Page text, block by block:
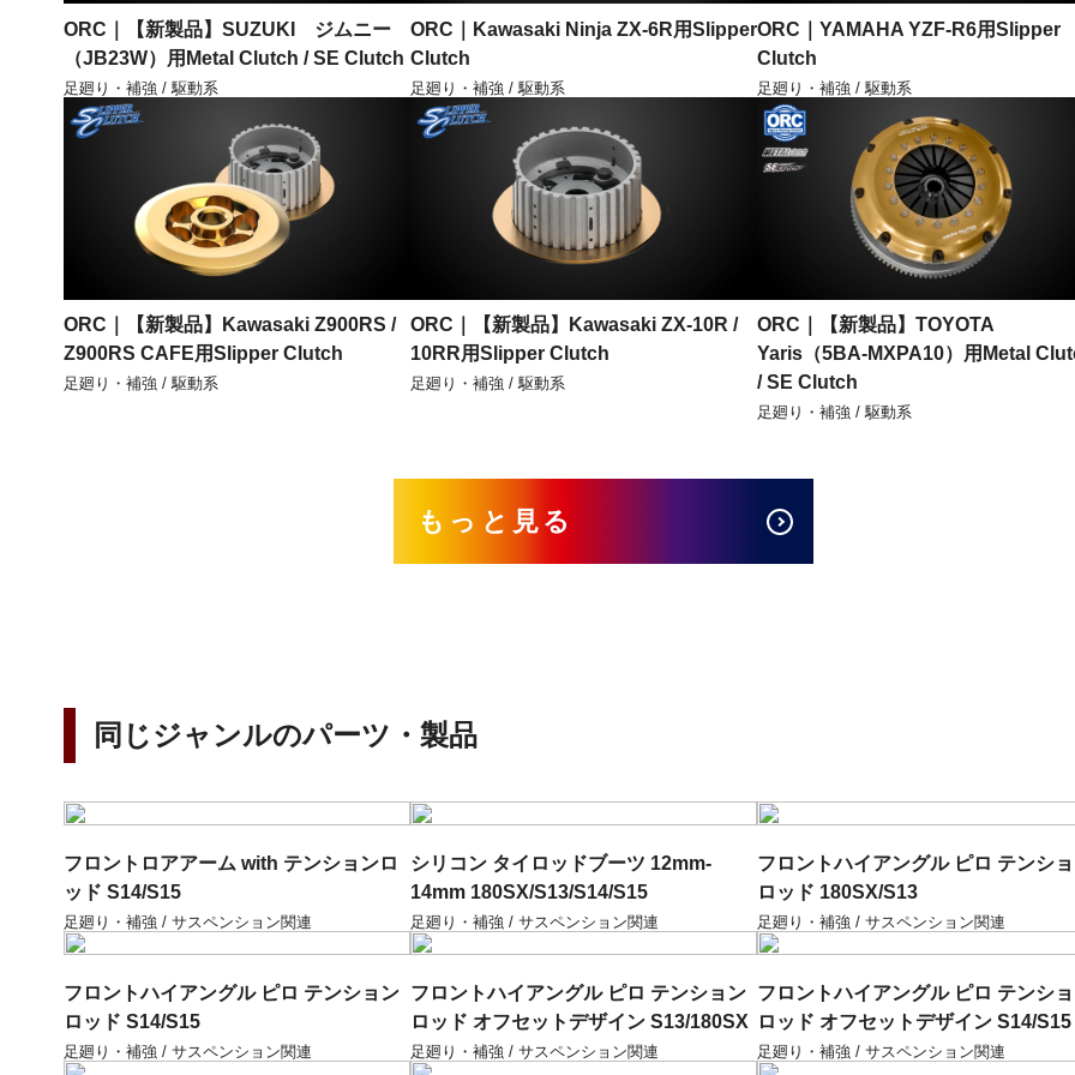
ORC｜【新製品】SUZUKI ジムニー
（JB23W）用Metal Clutch / SE Clutch
足廻り・補強 / 駆動系
ORC｜Kawasaki Ninja ZX-6R用Slipper
Clutch
足廻り・補強 / 駆動系
ORC｜YAMAHA YZF-R6用Slipper
Clutch
足廻り・補強 / 駆動系
ORC｜【新製品】Kawasaki Z900RS /
Z900RS CAFE用Slipper Clutch
足廻り・補強 / 駆動系
ORC｜【新製品】Kawasaki ZX-10R /
10RR用Slipper Clutch
足廻り・補強 / 駆動系
ORC｜【新製品】TOYOTA
Yaris（5BA-MXPA10）用Metal
/ SE Clutch
足廻り・補強 / 駆動系
もっと見る
同じジャンルのパーツ・製品
フロントロアアーム with テンションロ
ッド S14/S15
足廻り・補強 / サスペンション関連
シリコン タイロッドブーツ 12mm-
14mm 180SX/S13/S14/S15
足廻り・補強 / サスペンション関連
フロントハイアングル ピロ テンシ
ロッド 180SX/S13
足廻り・補強 / サスペンション関連
フロントハイアングル ピロ テンション
ロッド S14/S15
足廻り・補強 / サスペンション関連
フロントハイアングル ピロ テンション
ロッド オフセットデザイン S13/180SX
足廻り・補強 / サスペンション関連
フロントハイアングル ピロ テンシ
ロッド オフセットデザイン S14/S15
足廻り・補強 / サスペンション関連